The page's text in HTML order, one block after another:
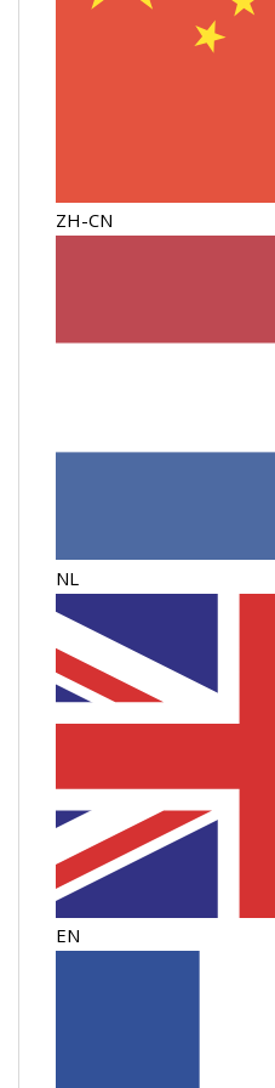
ZH-CN
NL
EN